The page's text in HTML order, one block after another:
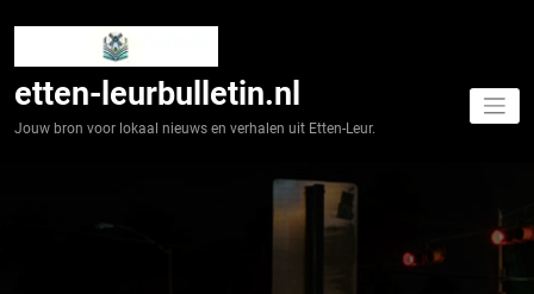
etten-leurbulletin.nl
Jouw bron voor lokaal nieuws en verhalen uit Etten-Leur.